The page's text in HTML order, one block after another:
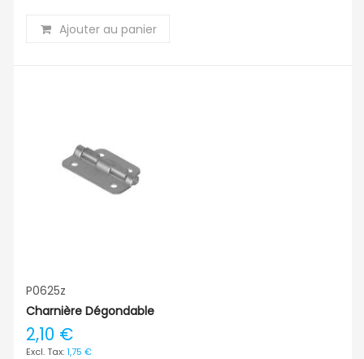
Ajouter au panier
P0625z
Charnière Dégondable
2,10 €
1,75 €